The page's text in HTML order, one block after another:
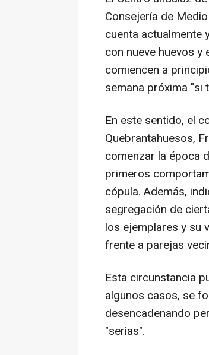
Consejería de
cuenta actualmente
con nueve huevos
comiencen a
semana próxima "si
En este sentido, el
Quebrantahuesos,
comenzar la época
primeros
cópula. Además,
segregación de
los ejemplares y su
frente a parejas
Esta circunstancia
algunos casos, se
desencadenando
"serias".